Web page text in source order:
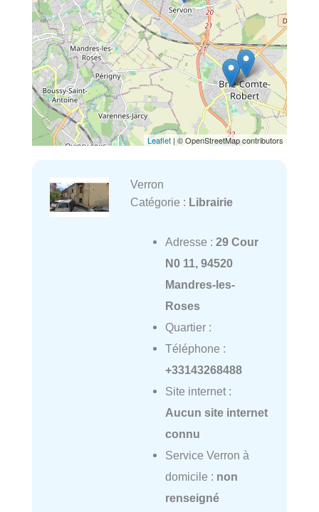
Leaflet | © OpenStreetMap contributors
Verron
Catégorie : Librairie
Adresse : 29 Cour
N0 11, 94520
Mandres-les-
Roses
Quartier :
Téléphone :
+33143268488
Site internet :
Aucun site internet
connu
Service Verron à
domicile : non
renseigné